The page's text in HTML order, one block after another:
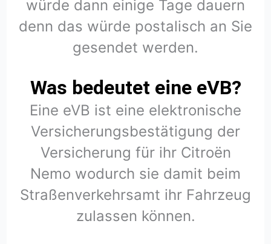
würde dann einige Tage dauern
denn das würde postalisch an Sie
gesendet werden.
Was bedeutet eine eVB?
Eine eVB ist eine elektronische
Versicherungsbestätigung der
Versicherung für ihr Citroën
Nemo wodurch sie damit beim
Straßenverkehrsamt ihr Fahrzeug
zulassen können.